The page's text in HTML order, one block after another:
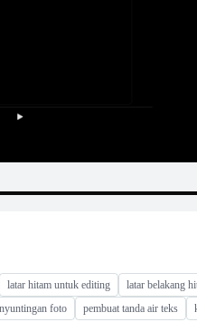
latar hitam untuk editing
latar belakang
foto pembuat tanda air teks